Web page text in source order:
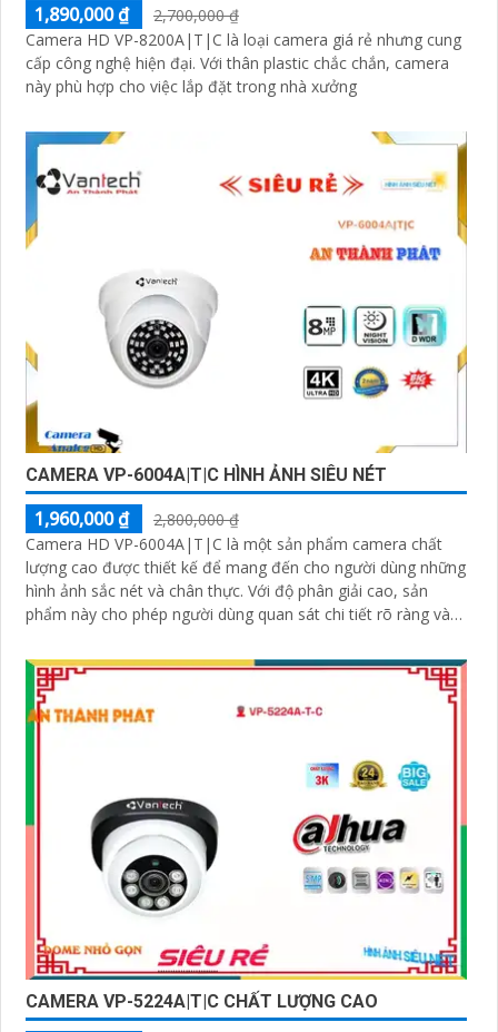
1,890,000 ₫
2,700,000 ₫
Camera HD VP-8200A|T|C là loại camera giá rẻ nhưng cung
cấp công nghệ hiện đại. Với thân plastic chắc chắn, camera
này phù hợp cho việc lắp đặt trong nhà xưởng
CAMERA VP-6004A|T|C HÌNH ẢNH SIÊU NÉT
1,960,000 ₫
2,800,000 ₫
Camera HD VP-6004A|T|C là một sản phẩm camera chất
lượng cao được thiết kế để mang đến cho người dùng những
hình ảnh sắc nét và chân thực. Với độ phân giải cao, sản
phẩm này cho phép người dùng quan sát chi tiết rõ ràng và
CAMERA VP-5224A|T|C CHẤT LƯỢNG CAO